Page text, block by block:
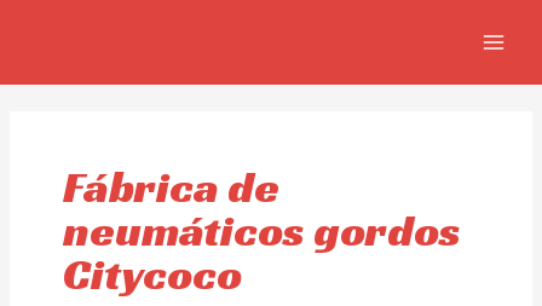
Fábrica de
neumáticos gordos
Citycoco